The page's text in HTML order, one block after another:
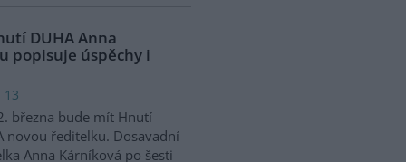
DUHA Anna
popisuje úspěchy i
13
března bude mít Hnutí
novou ředitelku. Dosavadní
Anna Kárníková po šesti